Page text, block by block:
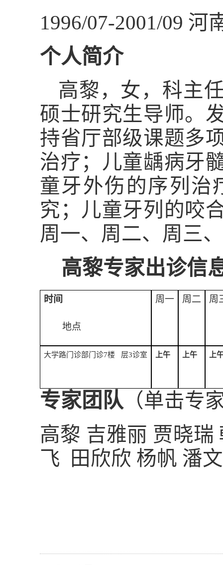
1996/07-2001/09 河
个人简介
高黎，女，科主
硕士研究生导师。
持省厅部级课题多
治疗；儿童龋病牙
童牙外伤的序列治
究；儿童牙列的咬
周一、周二、周三
高黎专家出诊信
时间
地点
周一 周二 周
大学路门诊部门诊7楼 层3诊室 上午 上午 上
专家团队 （单击专
高黎 吉雅丽 贾晓瑞
飞 田欣欣 杨帆 潘